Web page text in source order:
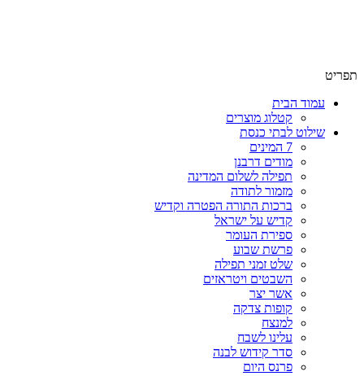
תפריט
עמוד הבית
קטלוג מוצרים
שילוט לבתי כנסת
7 המינים
מודים דרבנן
תפילה לשלום המדינה
מזמור לתודה
ברכות התורה הפטרה וקדיש
קדיש על ישראל
ספירת העומר
פרשת שבוע
שלט זמני תפילה
השבטים ויטראזים
אשר יצר
קופות צדקה
למנצח
עלינו לשבח
סדר קידוש לבנה
פרנס היום